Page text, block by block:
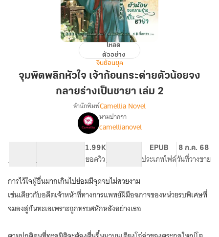
จุมพิต
หัวใจ
ก้อน
กระต่าย
เป็น
ชายา
เล่ม
2
โหลด
ตัวอย่าง
จีนย้อนยุค
จุมพิตพลิกหัวใจ เจ้าก้อนกระต่ายตัวน้อยจง
กลายร่างเป็นชายา เล่ม 2
เรื่อง
จุมพิต
กระต่าย
ตัว
น้อย
จง
สำนักพิมพ์Camellia Novel
นามปากกา
camellianovel
จำนวนคำ จำนวนหน้า (A5)
1.99K
ยอดวิวระดับเนื้อหา
EPUB
ประเภทไฟล์
8 ก.ค. 68
วันที่วางขาย
การไว้ใจผู้อื่นมากเกินไปย่อมมีจุดจบไม่สวยงาม
เช่นเดียวกับอดีตเจ้าหน้าที่ทางการแพทย์ฝีมือฉกาจของหน่วยรบพิเศษที่
จมลงสู่ก้นทะเลเพราะถูกทรยศหักหลังอย่างเธอ